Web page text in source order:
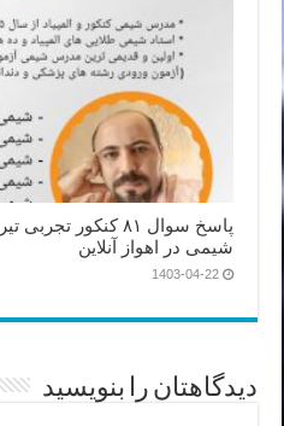
شیمی در اهواز آنلاین
1403-04-22
دیدگاهتان را بنویسید